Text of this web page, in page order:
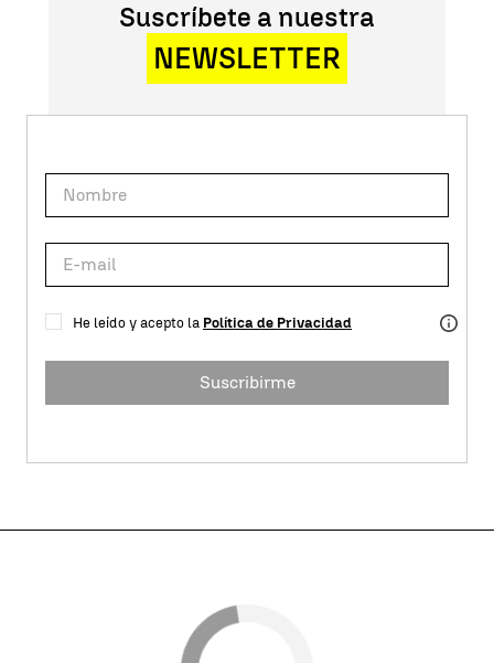
Suscríbete a nuestra
NEWSLETTER
He leído y acepto la Política de Privacidad
Suscribirme